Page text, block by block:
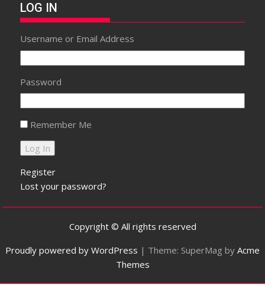
LOG IN
Username or Email Address
Password
Remember Me
Register
Lost your password?
Copyright © All rights reserved
Proudly powered by WordPress | Theme: SuperMag by Acme
Themes